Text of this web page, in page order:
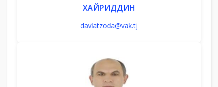
ХАЙРИДДИН
davlatzoda@vak.tj